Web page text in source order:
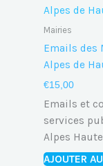
Mairies
Emails des
Alpes de
€15,00
Emails et
services
Alpes
AJOUTER